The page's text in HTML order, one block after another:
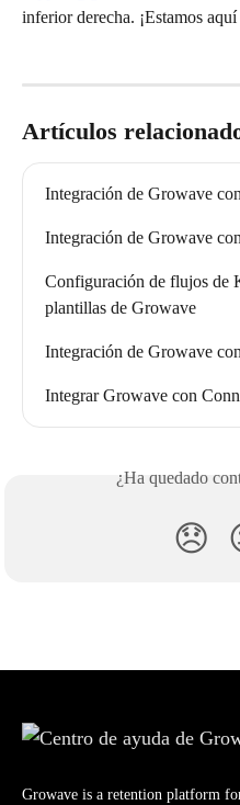
inferior derecha. ¡Estamos
Artículos
Integración de Growave
Integración de Growave
Configuración de flujos de
plantillas de Growave
Integración de Growave
Integrar Growave con
¿Ha quedado
😞
Growave is a retention platform